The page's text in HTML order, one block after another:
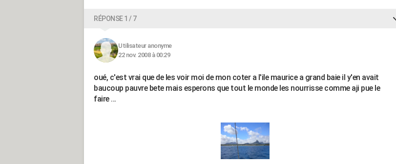
RÉPONSE 1 / 7
Utilisateur anonyme
22 nov. 2008 à 00:29
oué, c'est vrai que de les voir moi de mon coter a l'ile maurice a grand baie il y'en avait
baucoup pauvre bete mais esperons que tout le monde les nourrisse comme aji pue le
faire ...